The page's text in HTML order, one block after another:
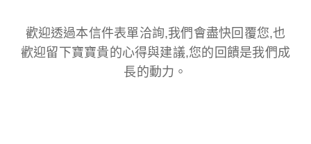
歡迎透過本信件表單洽詢,我們會盡快回覆您,也
歡迎留下寶寶貴的心得與建議,您的回饋是我們成
長的動力。